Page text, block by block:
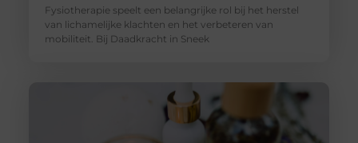
Fysiotherapie speelt een belangrijke rol bij het herstel
van lichamelijke klachten en het verbeteren van
mobiliteit. Bij Daadkracht in Sneek